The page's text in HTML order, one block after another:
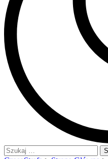
Szukaj: